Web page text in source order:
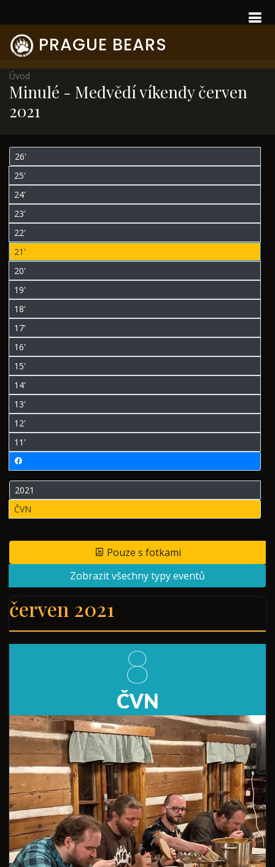
PRAGUE BEARS
Úvod
Minulé - Medvědí víkendy červen
2021
26'
25'
24'
23'
22'
21'
20'
19'
18'
17'
16'
15'
14'
13'
12'
11'
2021
ČVN
Pouze s fotkami
Zobrazit všechny typy eventů
červen 2021
8
ČVN